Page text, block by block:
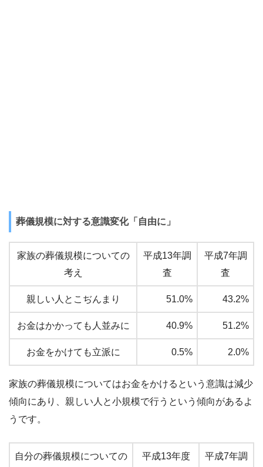
葬儀規模に対する意識変化「自由に」
家族の葬儀規模についての
考え
平成13年調
査
平成7年調
査
親しい人とこぢんまり 51.0% 43.2%
お金はかかっても人並みに 40.9% 51.2%
お金をかけても立派に 0.5% 2.0%
家族の葬儀規模についてはお金をかけるという意識は減少
傾向にあり、親しい人と小規模で行うという傾向があるよ
うです。
自分の葬儀規模についての
平成13年度
平成7年調